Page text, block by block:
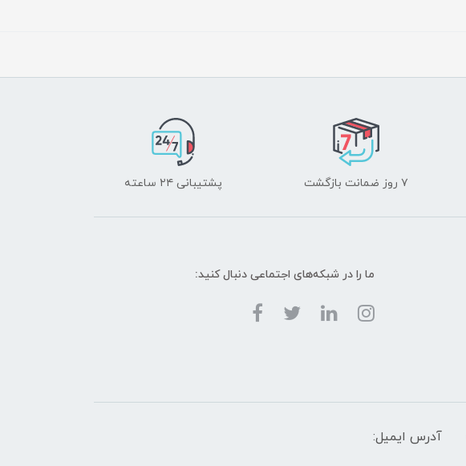
۷ روز ضمانت بازگشت پشتیبانی ۲۴ ساعته
ما را در شبکه‌های اجتماعی دنبال کنید:
آدرس ایمیل: